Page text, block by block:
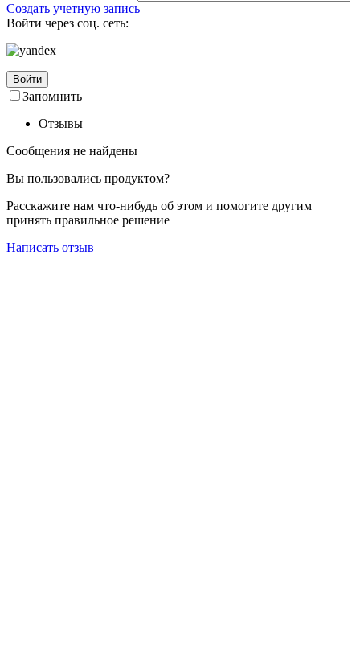
Создать учетную запись
Войти через соц. сеть:
Войти
Запомнить
Отзывы
Сообщения не найдены
Вы пользовались продуктом?
Расскажите нам что-нибудь об этом и помогите другим
принять правильное решение
Написать отзыв